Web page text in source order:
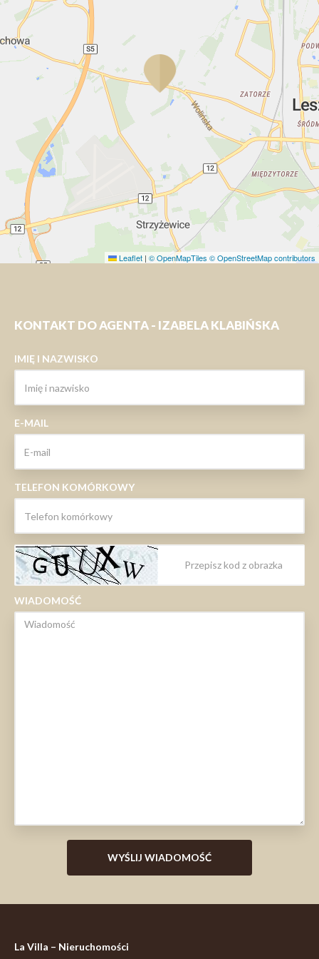
Leaflet | © OpenMapTiles © OpenStreetMap contributors
KONTAKT DO AGENTA - IZABELA KLABIŃSKA
IMIĘ I NAZWISKO
E-MAIL
TELEFON KOMÓRKOWY
WIADOMOŚĆ
La Villa – Nieruchomości